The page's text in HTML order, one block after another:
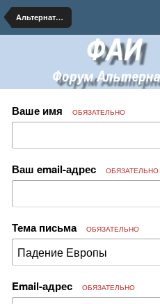
Альтернативная География
Ваше имя ОБЯЗАТЕЛЬНО
Ваш email-адрес ОБЯЗАТЕЛЬНО
Тема письма ОБЯЗАТЕЛЬНО
Email-адрес ОБЯЗАТЕЛЬНО